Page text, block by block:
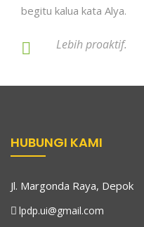
begitu kalua kata Alya.
Lebih proaktif.
HUBUNGI KAMI
Jl. Margonda Raya, Depok
lpdp.ui@gmail.com